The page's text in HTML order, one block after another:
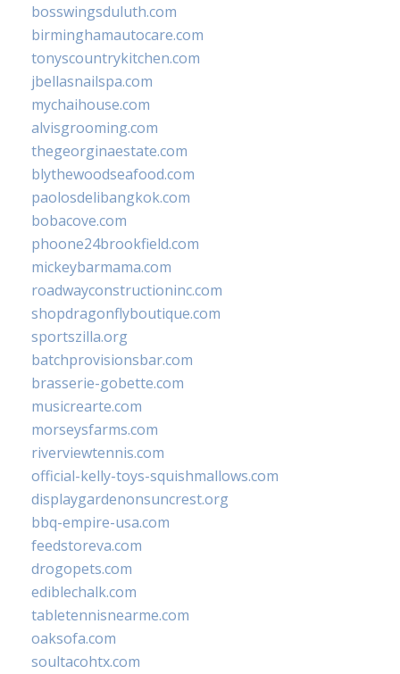
bosswingsduluth.com
birminghamautocare.com
tonyscountrykitchen.com
jbellasnailspa.com
mychaihouse.com
alvisgrooming.com
thegeorginaestate.com
blythewoodseafood.com
paolosdelibangkok.com
bobacove.com
phoone24brookfield.com
mickeybarmama.com
roadwayconstructioninc.com
shopdragonflyboutique.com
sportszilla.org
batchprovisionsbar.com
brasserie-gobette.com
musicrearte.com
morseysfarms.com
riverviewtennis.com
official-kelly-toys-squishmallows.com
displaygardenonsuncrest.org
bbq-empire-usa.com
feedstoreva.com
drogopets.com
ediblechalk.com
tabletennisnearme.com
oaksofa.com
soultacohtx.com